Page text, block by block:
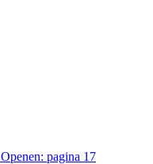
Openen: pagina 17